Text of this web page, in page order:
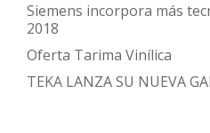
Siemens incorpora más
2018
Oferta Tarima Vinílica
TEKA LANZA SU NUEVA